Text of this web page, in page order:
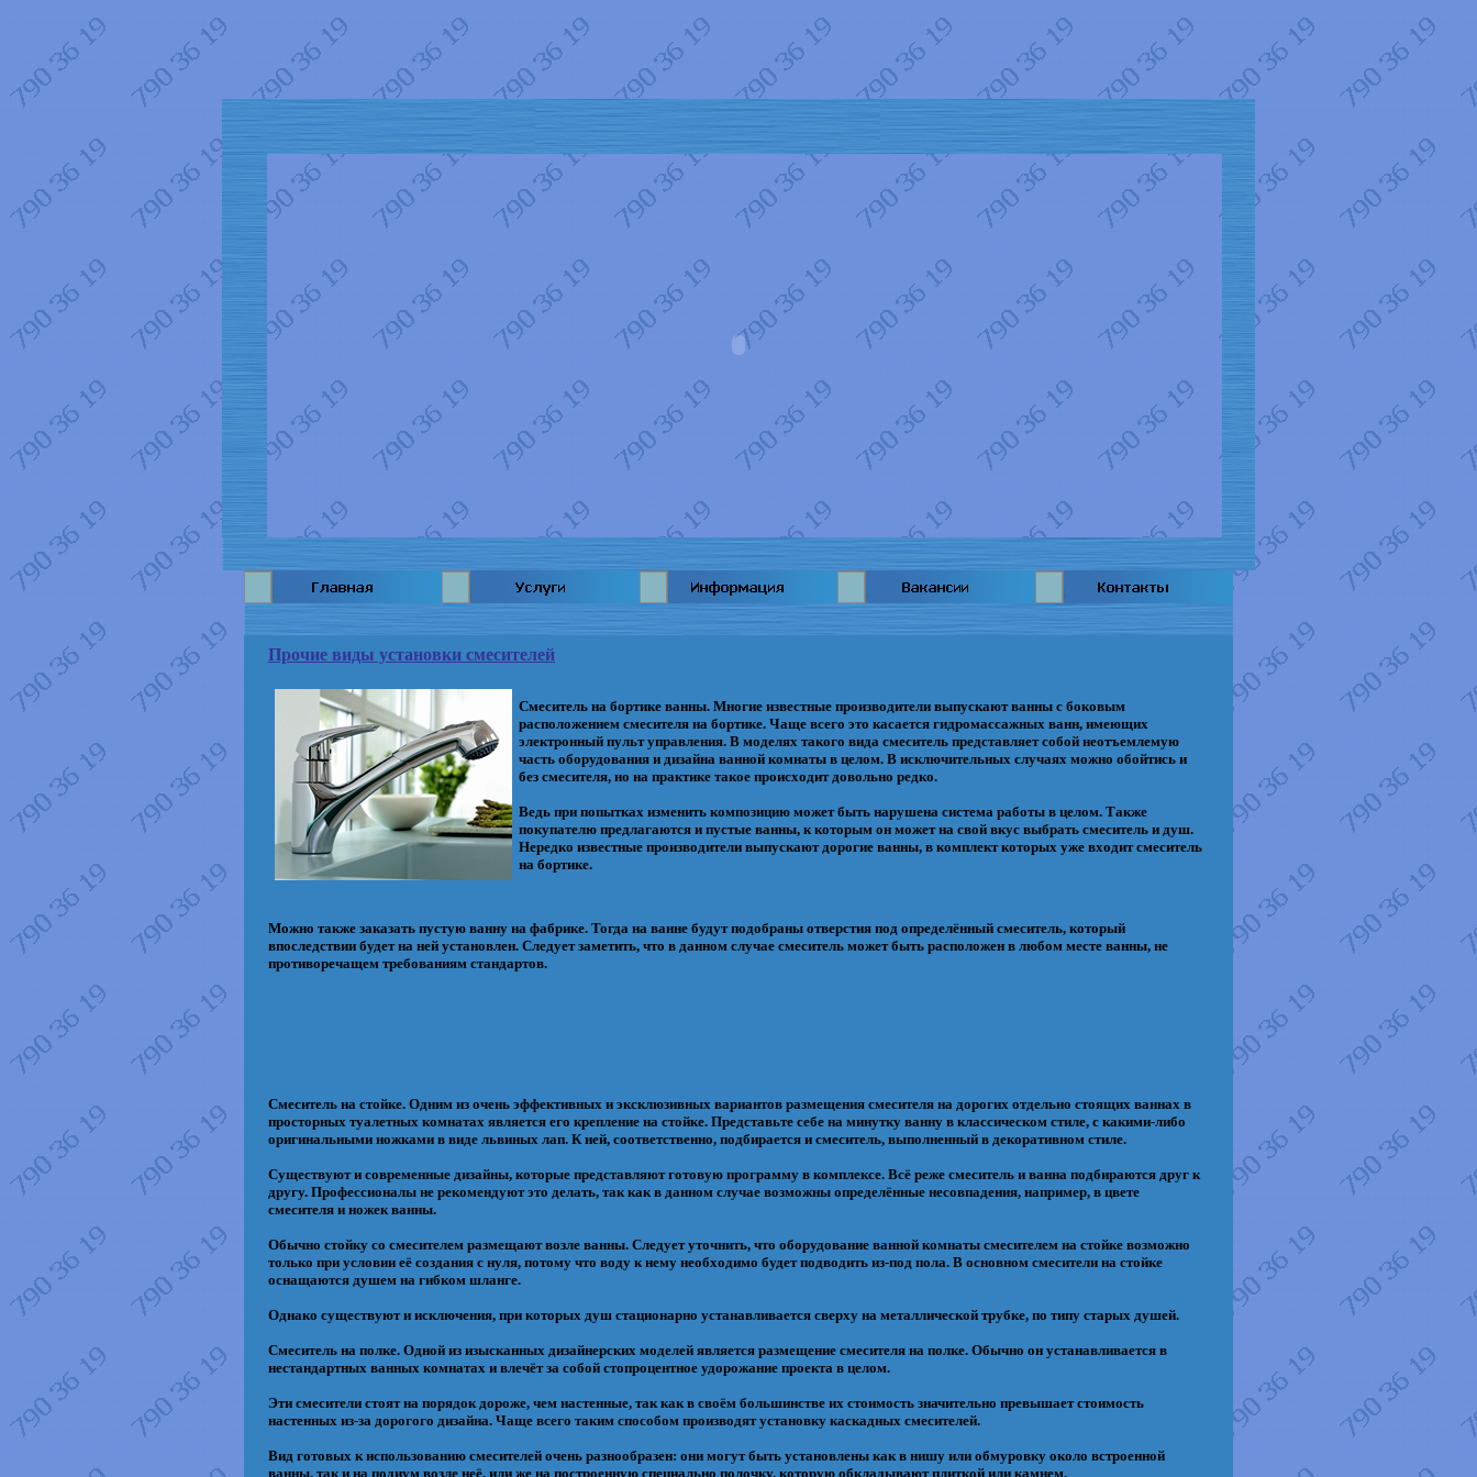
Можно также заказать пустую ванну на фабрике. Тогда на ванне будут подобраны отверстия под определённый смеситель, который
впоследствии будет на ней установлен. Следует заметить, что в данном случае смеситель может быть расположен в любом месте ванны, не
противоречащем требованиям стандартов.
Смеситель на стойке. Одним из очень эффективных и эксклюзивных вариантов размещения смесителя на дорогих отдельно стоящих ваннах в
просторных туалетных комнатах является его крепление на стойке. Представьте себе на минутку ванну в классическом стиле, с какими-либо
оригинальными ножками в виде львиных лап. К ней, соответственно, подбирается и смеситель, выполненный в декоративном стиле.
Существуют и современные дизайны, которые представляют готовую программу в комплексе. Всё реже смеситель и ванна подбираются друг к
другу. Профессионалы не рекомендуют это делать, так как в данном случае возможны определённые несовпадения, например, в цвете
смесителя и ножек ванны.
Обычно стойку со смесителем размещают возле ванны. Следует уточнить, что оборудование ванной комнаты смесителем на стойке возможно
только при условии её создания с нуля, потому что воду к нему необходимо будет подводить из-под пола. В основном смесители на стойке
оснащаются душем на гибком шланге.
Однако существуют и исключения, при которых душ стационарно устанавливается сверху на металлической трубке, по типу старых душей.
Смеситель на полке. Одной из изысканных дизайнерских моделей является размещение смесителя на полке. Обычно он устанавливается в
нестандартных ванных комнатах и влечёт за собой стопроцентное удорожание проекта в целом.
Эти смесители стоят на порядок дороже, чем настенные, так как в своём большинстве их стоимость значительно превышает стоимость
настенных из-за дорогого дизайна. Чаще всего таким способом производят установку каскадных смесителей.
Вид готовых к использованию смесителей очень разнообразен: они могут быть установлены как в нишу или обмуровку около встроенной
ванны, так и на подиум возле неё, или же на построенную специально полочку, которую обкладывают плиткой или камнем.
Смеситель на бортике ванны. Многие известные производители выпускают ванны с боковым
расположением смесителя на бортике. Чаще всего это касается гидромассажных ванн, имеющих
электронный пульт управления. В моделях такого вида смеситель представляет собой неотъемлемую
часть оборудования и дизайна ванной комнаты в целом. В исключительных случаях можно обойтись и
без смесителя, но на практике такое происходит довольно редко.
Ведь при попытках изменить композицию может быть нарушена система работы в целом. Также
покупателю предлагаются и пустые ванны, к которым он может на свой вкус выбрать смеситель и душ.
Нередко известные производители выпускают дорогие ванны, в комплект которых уже входит смеситель
на бортике.
Прочие виды установки смесителей